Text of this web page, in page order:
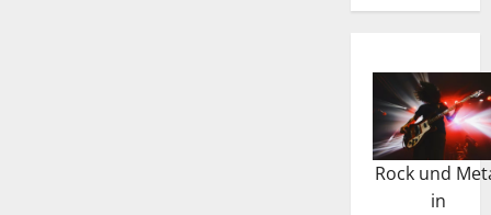
Rock und
in